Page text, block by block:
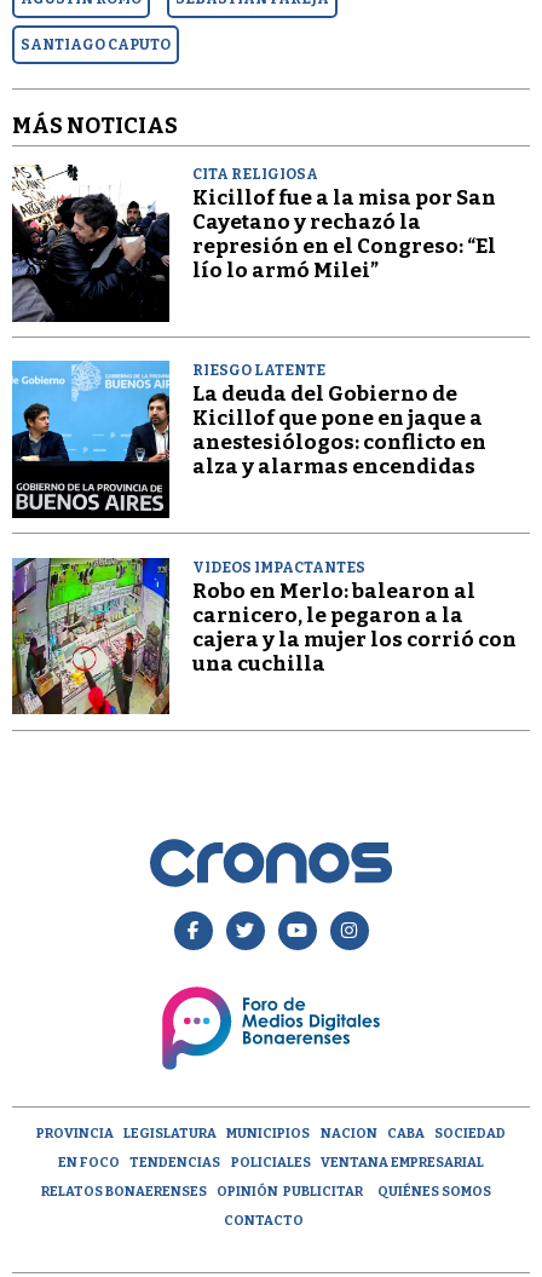
SANTIAGO CAPUTO
MÁS NOTICIAS
CITA RELIGIOSA
Kicillof fue a la misa por San
Cayetano y rechazó la
represión en el Congreso: “El
lío lo armó Milei”
RIESGO LATENTE
La deuda del Gobierno de
Kicillof que pone en jaque a
anestesiólogos: conflicto en
alza y alarmas encendidas
VIDEOS IMPACTANTES
Robo en Merlo: balearon al
carnicero, le pegaron a la
cajera y la mujer los corrió con
una cuchilla
PROVINCIA LEGISLATURA MUNICIPIOS NACION CABA
SOCIEDAD
EN FOCO
TENDENCIAS POLICIALES
VENTANA EMPRESARIAL
RELATOS BONAERENSES
OPINIÓN PUBLICITAR
QUIÉNES SOMOS
CONTACTO